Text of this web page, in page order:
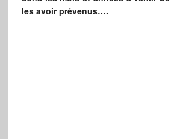
les avoir prévenus….